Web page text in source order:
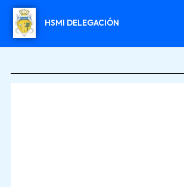
contenido
HSMI DELEGACIÓN